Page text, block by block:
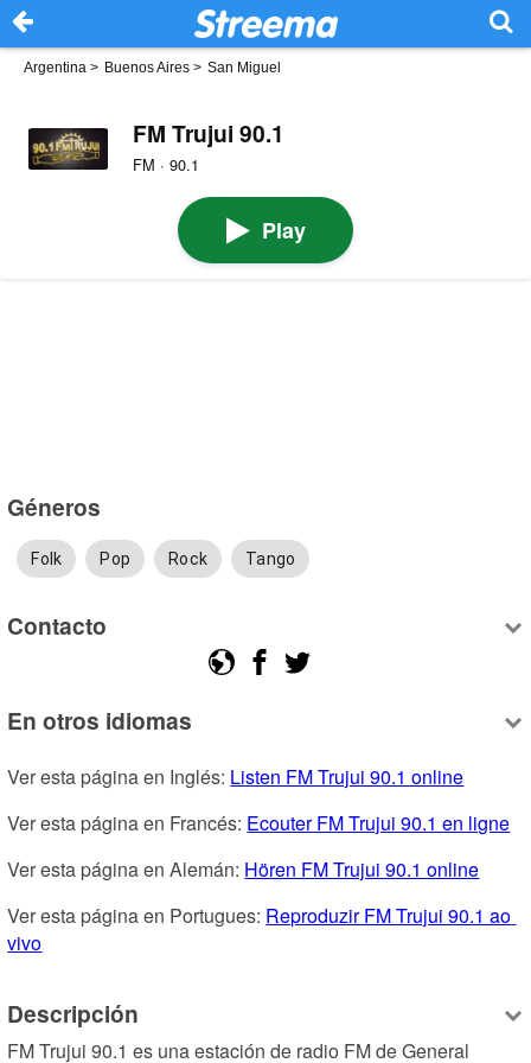
Argentina > Buenos Aires > San Miguel
FM Trujui 90.1
FM · 90.1
Play
Géneros
Folk Pop Rock Tango
Contacto
En otros idiomas
Ver esta página en Inglés: Listen FM Trujui 90.1 online
Ver esta página en Francés: Ecouter FM Trujui 90.1 en ligne
Ver esta página en Alemán: Hören FM Trujui 90.1 online
Ver esta página en Portugues: Reproduzir FM Trujui 90.1 ao
vivo
Descripción
FM Trujui 90.1 es una estación de radio FM de General